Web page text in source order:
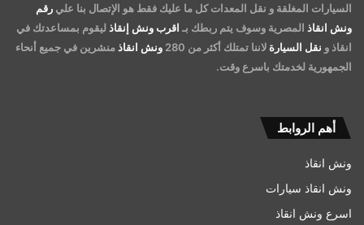
السيارات المغلقة و نقل المعدات كل ما عليك فقط هو الإتصال بنا علي رقم
ونش انقاذ المصرية وسوف يتم ربطك بـ اقرب ونش إنقاذ ليقوم بمساعدتك في
انقاذ و نقل السيارة لاننا تمتلك أكثر من 280 ونش انقاذمنشرين في جميع أنحاء
الجمهورية لخدمتك باسرع وقت.
أهم الروابط
ونش انقاذ
ونش انقاذ سيارات
اسرع ونش انقاذ